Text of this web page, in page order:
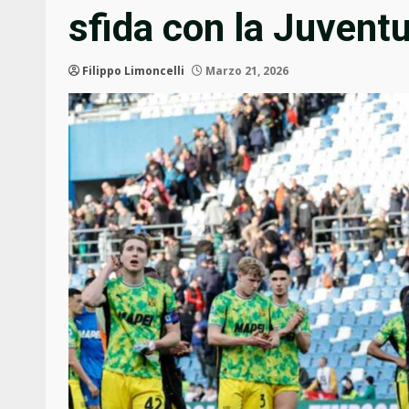
sfida con la
Filippo Limoncelli Marzo 21, 2026